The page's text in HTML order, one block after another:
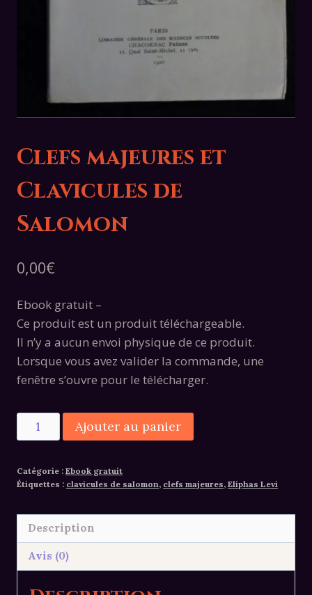
Clefs majeures et
Clavicules de
Salomon
0,00€
Ebook gratuit –
Ce produit est un produit téléchargeable.
Il n’y a aucun envoi physique de ce produit.
Lorsque vous avez valider la commande, une
fenêtre s’ouvre pour le télécharger.
quantité
de
majeures
Clavicules
de
Salomon
Ajouter au panier
Catégorie : Ebook gratuit
Étiquettes : clavicules de salomon, clefs majeures, Eliphas Levi
Description
Avis (0)